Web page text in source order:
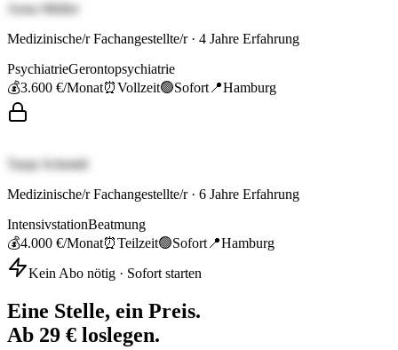
Anna Müller
Medizinische/r Fachangestellte/r· 4 Jahre Erfahrung
PsychiatrieGerontopsychiatrie
💰3.600 €/Monat⏰Vollzeit🟢Sofort 📍Hamburg
Tanja Schmidt
Medizinische/r Fachangestellte/r· 6 Jahre Erfahrung
IntensivstationBeatmung
💰4.000 €/Monat⏰Teilzeit🟢Sofort 📍Hamburg
Kein Abo nötig · Sofort starten
Eine Stelle, ein Preis.
Ab 29 € loslegen.